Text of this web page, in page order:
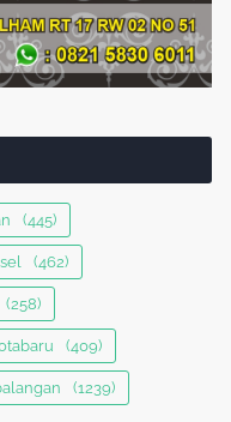
(445)
(462)
(258)
(409)
(1239)